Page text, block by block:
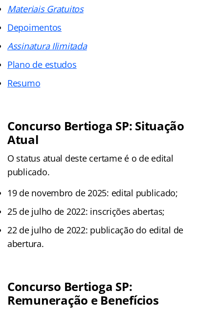
Materiais Gratuitos
Depoimentos
Assinatura Ilimitada
Plano de estudos
Resumo
Concurso Bertioga SP: Situação
Atual
O status atual deste certame é o de edital
publicado.
19 de novembro de 2025: edital publicado;
25 de julho de 2022: inscrições abertas;
22 de julho de 2022: publicação do edital de
abertura.
Concurso Bertioga SP:
Remuneração e Benefícios